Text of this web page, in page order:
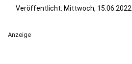
Veröffentlicht: Mittwoch,
Anzeige